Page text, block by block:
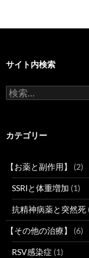
サイト内検索
検
索:
カテゴリー
【お薬と副作用】 (2)
SSRIと体重増加 (1)
抗精神病薬と突然死
【その他の治療】 (6)
RSV感染症 (1)